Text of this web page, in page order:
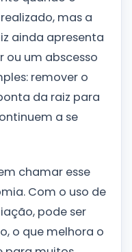
mas a
ainda apresenta
ou um abscesso
remover o
da raiz para
a se
chamar esse
Com o uso de
pode ser
o que melhora o